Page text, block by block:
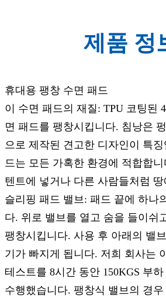
제품 정
휴대용 팽창 수면 패드
이 수면 패드의 재질: TPU 코팅된
면 패드를 팽창시킵니다. 침낭은
으로 제작된 견고한 디자인이 특
드는 모든 가혹한 환경에 적합합
텐트에 넣거나 다른 사람들처럼
슬리핑 패드 밸브: 패드 끝에 하나
다. 위로 밸브를 열고 숨을 들이쉬
팽창시킵니다. 사용 후 아래의 밸
기가 빠지게 됩니다. 저희 회사는
테스트를 8시간 동안 150KGS 부
수행했습니다. 팽창식 밸브의 경